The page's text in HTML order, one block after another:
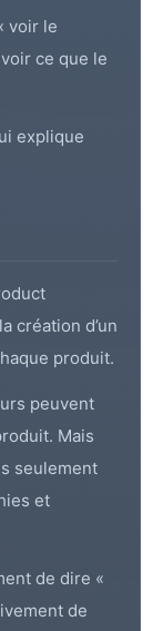
voir le
ce que le
explique
création d’un
produit.
peuvent
Mais
seulement
et
de dire «
de